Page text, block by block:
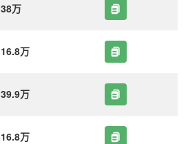
38万
16.8万
39.9万
16.8万